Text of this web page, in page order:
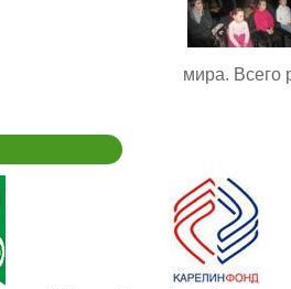
мира. Всего